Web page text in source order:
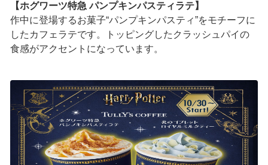
【ホグワーツ特急 パンプキンパスティラテ】
作中に登場するお菓子“パンプキンパスティ”をモチーフに
したカフェラテです。トッピングしたクラッシュパイの
食感がアクセントになっています。